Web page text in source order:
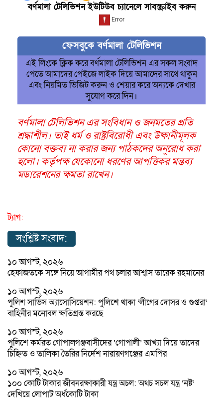
বর্ণমালা টেলিভিশন ইউটিউব চ্যানেলে সাবস্ক্রাইব করুন
ফেসবুকে বর্ণমালা টেলিভিশন
এই লিংকে ক্লিক করে বর্ণমালা টেলিভিশন এর সকল সংবাদ
পেতে আমাদের পেইজে লাইক দিয়ে আমাদের সাথে থাকুন
এবং নিয়মিত ভিজিট করুন ও শেয়ার করে অন্যকে দেখার
সুযোগ করে দিন।
বর্ণমালা টেলিভিশন এর সংবিধান ও জনমতের প্রতি
শ্রদ্ধাশীল। তাই ধর্ম ও রাষ্ট্রবিরোধী এবং উষ্কানীমূলক
কোনো বক্তব্য না করার জন্য পাঠকদের অনুরোধ করা
হলো। কর্তৃপক্ষ যেকোনো ধরণের আপত্তিকর মন্তব্য
মডারেশনের ক্ষমতা রাখেন।
ট্যাগ:
সংশ্লিষ্ট সংবাদ:
১০ আগস্ট, ২০২৬
হেফাজতকে সঙ্গে নিয়ে আগামীর পথ চলার আশ্বাস তারেক রহমানের
১০ আগস্ট, ২০২৬
পুলিশ সার্ভিস অ্যাসোসিয়েশন: পুলিশে থাকা ‘লীগের দোসর ও গুপ্তরা’
বাহিনীর মনোবল ক্ষতিগ্রস্ত করছে
১০ আগস্ট, ২০২৬
পুলিশে কর্মরত গোপালগঞ্জবাসীদের ‘গোপালী’ আখ্যা দিয়ে তাদের
চিহ্নিত ও তালিকা তৈরির নির্দেশ নারায়ণগঞ্জের এমপির
১০ আগস্ট, ২০২৬
১০০ কোটি টাকার জীবনরক্ষাকারী যন্ত্র অচল: অথচ সচল যন্ত্র ‘নষ্ট’
দেখিয়ে লোপাট অর্ধকোটি টাকা